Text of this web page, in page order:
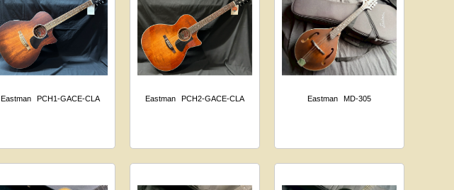
Eastman PCH1-GACE-CLA Eastman PCH2-GACE-CLA Eastman MD-305